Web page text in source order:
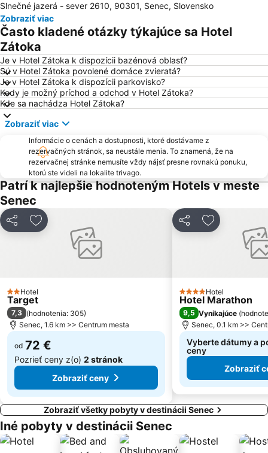
Nové Mesto
Rača
Incheba Expo Aréna
Karlova Ves
Lamač
Devín
Podunajské Biskupice
Mlynská dolina
Čunovo
Rusovce
Hrad Červený Kameň
Jarovce
Vrakuňa
Slovenské národné divadlo
Avion Shopping Park
Hviezdoslavovo námestie
Pasienky
Aupark
Hlavné námestie
Trnávka
Most SNP
Obchodná
Bratislava osobný prístav
Polus City Center
Kostol svätej Alžbety - Modrý kostolík
Ufo
ZOO Bratislava
Lodenica
Pezinská Baba
Slnečné jazerá - sever 2610, 90301, Senec, Slovensko
Zobraziť viac
Často kladené otázky týkajúce sa Hotel
Zátoka
Je v Hotel Zátoka k dispozícii bazénová oblasť?
Sú v Hotel Zátoka povolené domáce zvieratá?
Je v Hotel Zátoka k dispozícii parkovisko?
Kedy je možný príchod a odchod v Hotel Zátoka?
Kde sa nachádza Hotel Zátoka?
Zobraziť viac
Informácie o cenách a dostupnosti, ktoré dostávame z
rezervačných stránok, sa neustále menia. To znamená, že na
rezervačnej stránke nemusíte vždy nájsť presne rovnakú ponuku,
ktorú ste videli na lokalite trivago.
Patrí k najlepšie hodnoteným Hotels v meste
Senec
ZdieľaťPridať do obľúbených
2 Počet hviezdičiek
Hotel
Target
7,3 (hodnotenia: 305)
Senec, 1.6 km >> Centrum mesta
od 72 €
Pozrieť ceny z(o) 2 stránok
Zobraziť ceny
ZdieľaťPridať do
4 Počet hviezdičiek
Hotel
Hotel Marathon
9,5 Vynikajúce (
Senec, 0.1 km >>
Vyberte dátumy a
ceny
Zobraziť
Zobraziť všetky pobyty v destinácii Senec
Iné pobyty v destinácii Senec